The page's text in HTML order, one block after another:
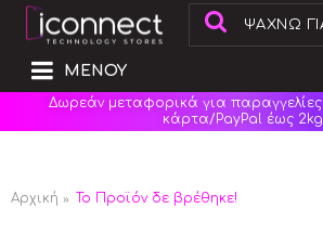
ΜΕΝΟΥ
Δωρεάν μεταφορικά για
κάρτα/PayPal έως 2kg
Αρχική Το Προϊόν δε βρέθηκε!